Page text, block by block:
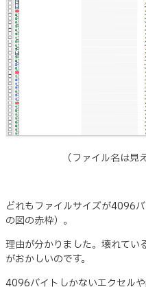
（ファイル名は見
どれもファイルサイズが4096
の図の赤枠）。
理由が分かりました。壊れてい
がおかしいのです。
4096バイトしかないエクセル